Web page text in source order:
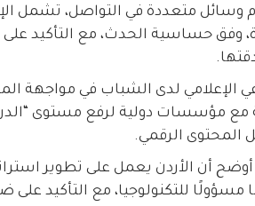
وسائل متعددة في التواصل، تشمل
وفق حساسية الحدث، مع التأكيد
الإعلامي لدى الشباب في مواجهة
مؤسسات دولية لرفع مستوى
المحتوى الرقمي.
أن الأردن يعمل على تطوير
للتكنولوجيا، مع التأكيد على